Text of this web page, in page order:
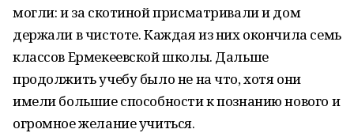
могли: и за скотиной присматривали и дом
держали в чистоте. Каждая из них окончила семь
классов Ермекеевской школы. Дальше
продолжить учебу было не на что, хотя они
имели большие способности к познанию нового и
огромное желание учиться.